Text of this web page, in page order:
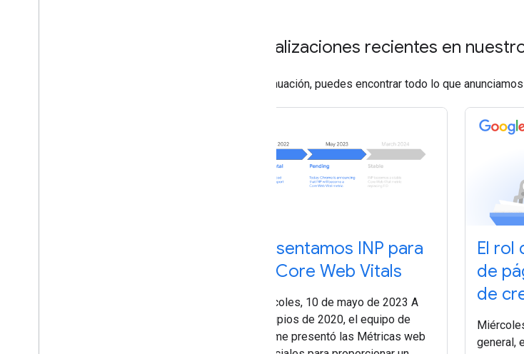
Actualizaciones recientes en
A continuación, puedes encontrar todo lo que
Presentamos INP para
las Core Web Vitals
Miércoles, 10 de mayo de 2023 A
principios de 2020, el equipo de
Chrome presentó las Métricas web
El rol
de
de
general,